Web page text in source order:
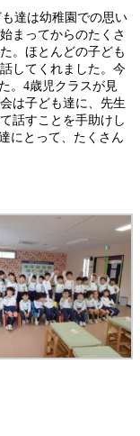
達は幼稚園での思い
まってからのたくさ
。ほとんどの子ども
してくれました。今
。4歳児クラスが見
は子ども達に、先生
話すことを手助けし
にとって、たくさん